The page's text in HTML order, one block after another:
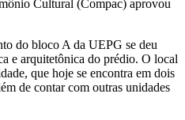
Cultural (Compac) aprovou
bloco A da UEPG se deu
e arquitetônica do prédio. O local
que hoje se encontra em dois
de contar com outras unidades